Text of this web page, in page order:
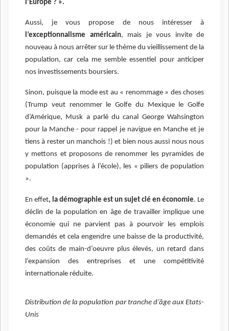
l’Europe ? ».
Aussi, je vous propose de nous intéresser à
l’exceptionnalisme américain, mais je vous invite de
nouveau à nous arrêter sur le thème du vieillissement de la
population, car cela me semble essentiel pour anticiper
nos investissements boursiers.
Sinon, puisque la mode est au « renommage » des choses
(Trump veut renommer le Golfe du Mexique le Golfe
d’Amérique, Musk a parlé du canal George Wahsington
pour la Manche - pour rappel je navigue en Manche et je
tiens à rester un manchois !) et bien nous aussi nous nous
y mettons et proposons de renommer les pyramides de
population (apprises à l’école), les « piliers de population
».
En effet, la démographie est un sujet clé en économie. Le
déclin de la population en âge de travailler implique une
économie qui ne parvient pas à pourvoir les emplois
demandés et cela engendre une baisse de la productivité,
des coûts de main-d’oeuvre plus élevés, un retard dans
l’expansion des entreprises et une compétitivité
internationale réduite.
Distribution de la population par tranche d’âge aux Etats-
Unis